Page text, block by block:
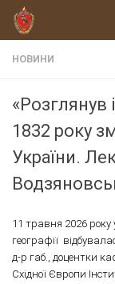
Skip to content
НОВИНИ
«Розглянув
1832 року
України.
11 травня 2026 року
географії
д-р габ., доцентки
Східної Європи